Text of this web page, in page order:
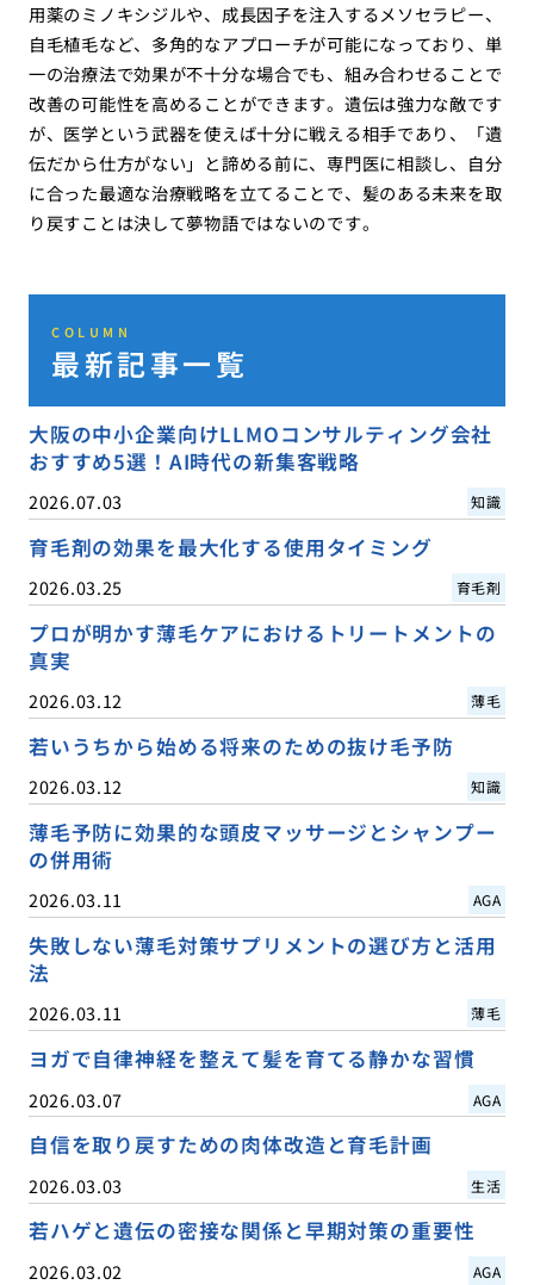
用薬のミノキシジルや、成長因子を注入するメソセラピー、
自毛植毛など、多角的なアプローチが可能になっており、単
一の治療法で効果が不十分な場合でも、組み合わせることで
改善の可能性を高めることができます。遺伝は強力な敵です
が、医学という武器を使えば十分に戦える相手であり、「遺
伝だから仕方がない」と諦める前に、専門医に相談し、自分
に合った最適な治療戦略を立てることで、髪のある未来を取
り戻すことは決して夢物語ではないのです。
COLUMN
最新記事一覧
大阪の中小企業向けLLMOコンサルティング会社
おすすめ5選！AI時代の新集客戦略
2026.07.03 知識
育毛剤の効果を最大化する使用タイミング
2026.03.25 育毛剤
プロが明かす薄毛ケアにおけるトリートメントの
真実
2026.03.12 薄毛
若いうちから始める将来のための抜け毛予防
2026.03.12 知識
薄毛予防に効果的な頭皮マッサージとシャンプー
の併用術
2026.03.11 AGA
失敗しない薄毛対策サプリメントの選び方と活用
法
2026.03.11 薄毛
ヨガで自律神経を整えて髪を育てる静かな習慣
2026.03.07 AGA
自信を取り戻すための肉体改造と育毛計画
2026.03.03 生活
若ハゲと遺伝の密接な関係と早期対策の重要性
2026.03.02 AGA